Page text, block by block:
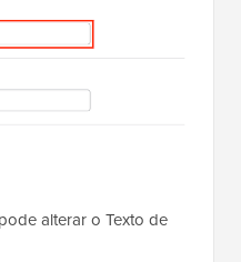
alterar o Texto de